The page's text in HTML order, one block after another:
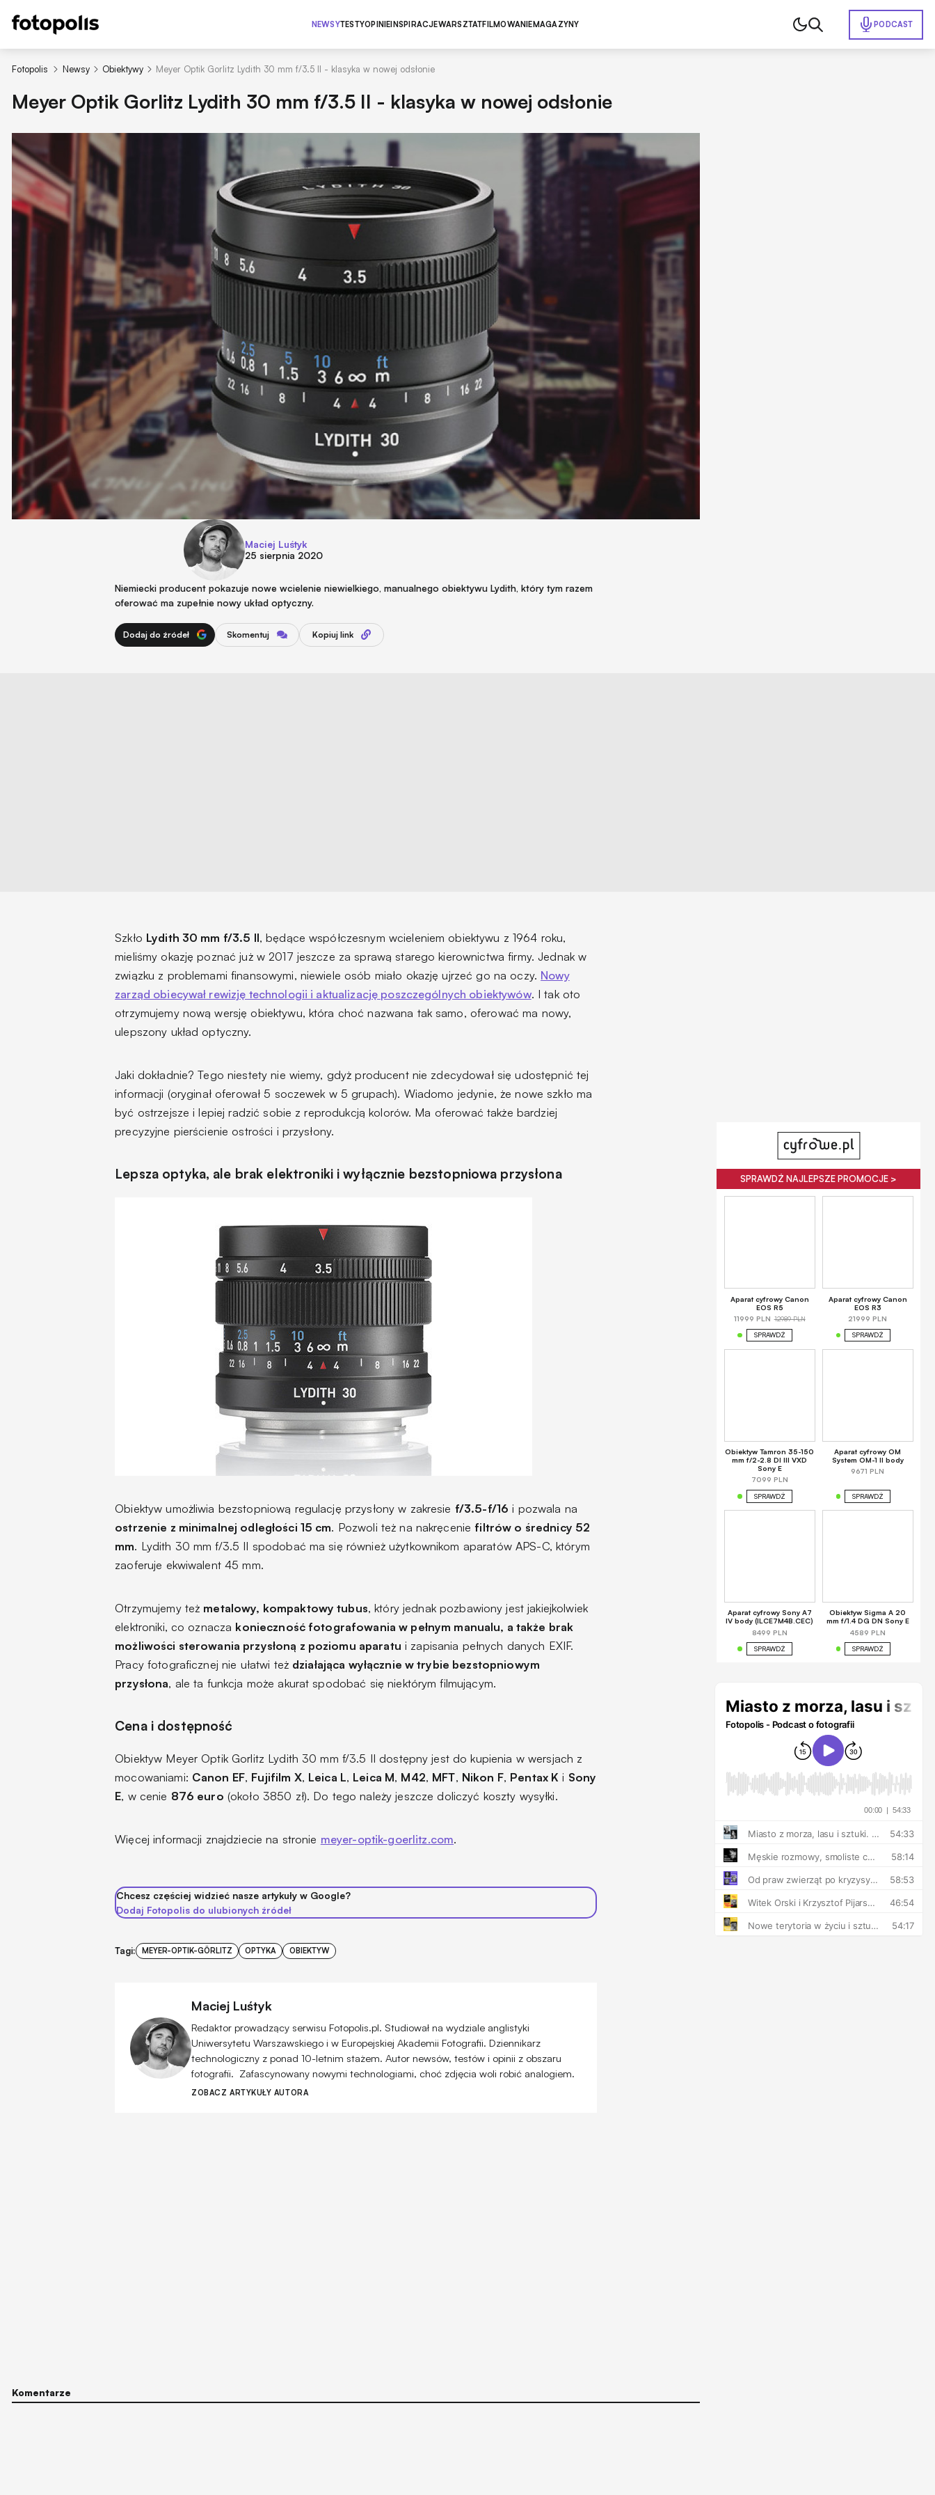
NEWSYTESTYOPINIEINSPIRACJEWARSZTATFILMOWANIEMAGAZYNY PODCAST
Fotopolis Newsy Obiektywy Meyer Optik Gorlitz Lydith 30 mm f/3.5 II - klasyka w nowej odsłonie
Meyer Optik Gorlitz Lydith 30 mm f/3.5 II - klasyka w nowej odsłonie
Maciej Luśtyk
25 sierpnia 2020
Niemiecki producent pokazuje nowe wcielenie niewielkiego, manualnego obiektywu Lydith, który tym razem
oferować ma zupełnie nowy układ optyczny.
Dodaj do źródeł Skomentuj Kopiuj link
Szkło Lydith 30 mm f/3.5 II, będące współczesnym wcieleniem obiektywu z 1964 roku,
mieliśmy okazję poznać już w 2017 jeszcze za sprawą starego kierownictwa firmy. Jednak w
związku z problemami finansowymi, niewiele osób miało okazję ujrzeć go na oczy. Nowy
zarząd obiecywał rewizję technologii i aktualizację poszczególnych obiektywów. I tak oto
otrzymujemy nową wersję obiektywu, która choć nazwana tak samo, oferować ma nowy,
ulepszony układ optyczny.
Jaki dokładnie? Tego niestety nie wiemy, gdyż producent nie zdecydował się udostępnić tej
informacji (oryginał oferował 5 soczewek w 5 grupach). Wiadomo jedynie, że nowe szkło ma
być ostrzejsze i lepiej radzić sobie z reprodukcją kolorów. Ma oferować także bardziej
precyzyjne pierścienie ostrości i przysłony.
Lepsza optyka, ale brak elektroniki i wyłącznie bezstopniowa przysłona
Obiektyw umożliwia bezstopniową regulację przysłony w zakresie f/3.5-f/16 i pozwala na
ostrzenie z minimalnej odległości 15 cm. Pozwoli też na nakręceniefiltrów o średnicy 52
mm. Lydith 30 mm f/3.5 II spodobać ma się również użytkownikom aparatów APS-C, którym
zaoferuje ekwiwalent 45 mm.
Otrzymujemy też metalowy, kompaktowy tubus, który jednak pozbawiony jest jakiejkolwiek
elektroniki, co oznacza konieczność fotografowania w pełnym manualu, a także brak
możliwości sterowania przysłoną z poziomu aparatu i zapisania pełnych danych EXIF.
Pracy fotograficznej nie ułatwi też działająca wyłącznie w trybie bezstopniowym
przysłona, ale ta funkcja może akurat spodobać się niektórym filmującym.
Cena i dostępność
Obiektyw Meyer Optik Gorlitz Lydith 30 mm f/3.5 II dostępny jest do kupienia w wersjach z
mocowaniami: Canon EF, Fujifilm X, Leica L, Leica M, M42, MFT, Nikon F, Pentax K i Sony
E, w cenie 876 euro (około 3850 zł). Do tego należy jeszcze doliczyć koszty wysyłki.
Więcej informacji znajdziecie na stronie meyer-optik-goerlitz.com.
Chcesz częściej widzieć nasze artykuły w Google?
Dodaj Fotopolis do ulubionych źródeł
Tagi: MEYER-OPTIK-GÖRLITZ OPTYKA OBIEKTYW
Maciej Luśtyk
Redaktor prowadzący serwisu Fotopolis.pl. Studiował na wydziale anglistyki
Uniwersytetu Warszawskiego i w Europejskiej Akademii Fotografii. Dziennikarz
technologiczny z ponad 10-letnim stażem. Autor newsów, testów i opinii z obszaru
fotografii. Zafascynowany nowymi technologiami, choć zdjęcia woli robić analogiem.
ZOBACZ ARTYKUŁY AUTORA
Komentarze
SPRAWDŹ NAJLEPSZE PROMOCJE >
Aparat cyfrowy Canon
EOS R5
11999 PLN 12989 PLN
SPRAWDŹ
Aparat cyfrowy Canon
EOS R3
21999 PLN
SPRAWDŹ
Obiektyw Tamron 35-150
mm f/2-2.8 DI III VXD
Sony E
7099 PLN
SPRAWDŹ
Aparat cyfrowy OM
System OM-1 II body
9671 PLN
SPRAWDŹ
Aparat cyfrowy Sony A7
IV body (ILCE7M4B.CEC)
8499 PLN
SPRAWDŹ
Obiektyw Sigma A 20
mm f/1.4 DG DN Sony E
4589 PLN
SPRAWDŹ